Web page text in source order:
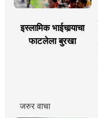
इस्लामिक भाईचार्‍याचा
फाटलेला बुरखा
जरुर वाचा